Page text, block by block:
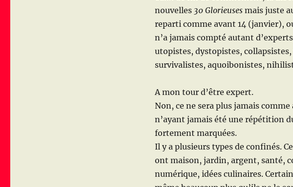
nouvelles 30 Glorieusesmais juste
reparti comme avant 14 (janvier),
n’a jamais compté autant
utopistes, dystopistes,
survivalistes, aquoibonistes,
A mon tour d’être expert.
Non, ce ne sera plus jamais
n’ayant jamais été une répétition
fortement marquées.
Il y a plusieurs types de confinés.
ont maison, jardin, argent, santé,
numérique, idées culinaires.